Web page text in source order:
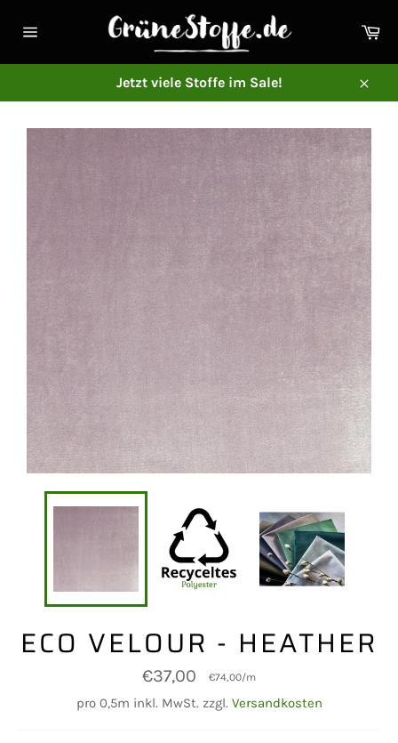
zum
Jetzt viele Stoffe im Sale!
ECO VELOUR - HEATHER
Normaler
Preis
€37,00 €74,00/m
pro 0,5m inkl. MwSt. zzgl. Versandkosten